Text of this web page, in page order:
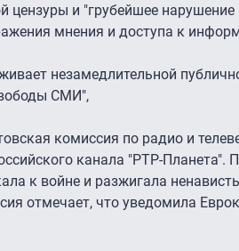
цензуры и "грубейшее
мнения и доступа к
незамедлительной
СМИ",
комиссия по радио и
канала "РТР-Планета".
к войне и разжигала
отмечает, что уведомила